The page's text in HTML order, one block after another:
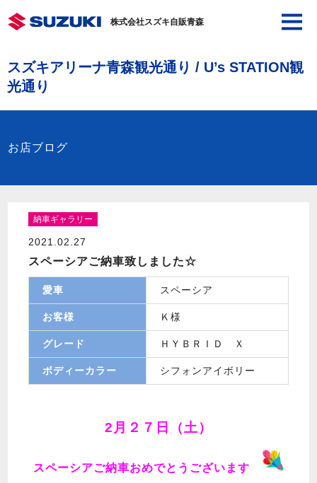
株式会社スズキ自販青森
スズキアリーナ青森観光通り / U’s STATION観
光通り
お店ブログ
納車ギャラリー
2021.02.27
スペーシアご納車致しました☆
愛車 スペーシア
お客様 Ｋ様
グレード ＨＹＢＲＩＤ Ｘ
ボディーカラー シフォンアイボリー
2月２７日（土）
スペーシアご納車おめでとうございます